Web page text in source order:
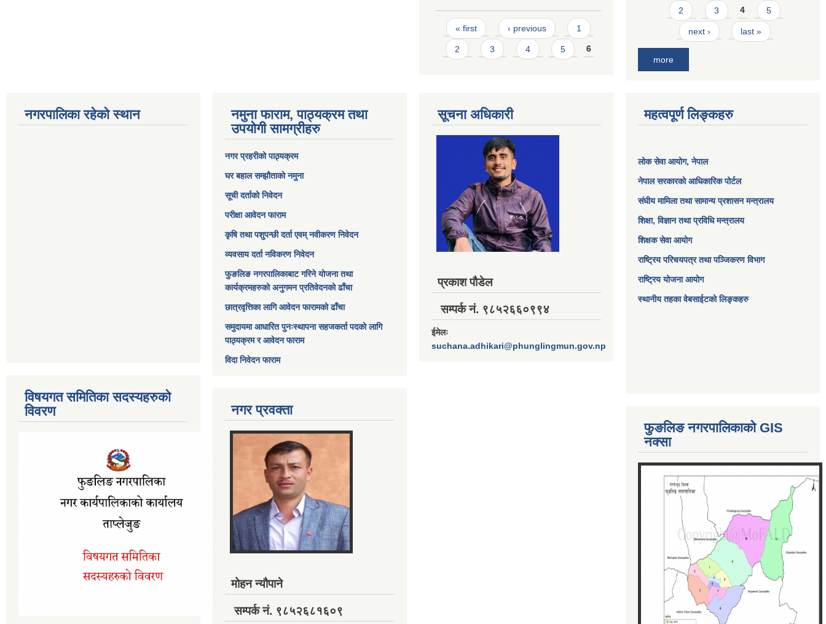
Pages
« first ‹ previous 1
2 3 4 5 6
2 3 4 5
next › last »
more
नगरपालिका रहेको स्थान
विषयगत समितिका सदस्यहरुको
विवरण
नमुना फाराम, पाठ्यक्रम तथा
उपयोगी सामग्रीहरु
नगर प्रहरीको पाठ्यक्रम
घर बहाल सम्झौताको नमुना
सूची दर्ताको निवेदन
परीक्षा आवेदन फाराम
कृषि तथा पशुपन्छी दर्ता एवम् नवीकरण निवेदन
व्यवसाय दर्ता नविकरण निवेदन
फुङलिङ नगरपालिकाबाट गरिने योजना तथा
कार्यक्रमहरुको अनुगमन प्रतिवेदनको ढाँचा
छात्रवृत्तिका लागि आवेदन फारामको ढाँचा
समुदायमा आधारित पुनःस्थापना सहजकर्ता पदको लागि
पाठ्यक्रम र आवेदन फाराम
विदा निवेदन फाराम
नगर प्रवक्ता
मोहन न्यौपाने
सम्पर्क नं. ९८५२६८१६०९
सूचना अधिकारी
प्रकाश पौडेल
सम्पर्क नं. ९८५२६६०९९४
ईमेलः
suchana.adhikari@phunglingmun.gov.np
महत्वपूर्ण लिङ्कहरु
लोक सेवा आयोग, नेपाल
नेपाल सरकारको आधिकारिक पोर्टल
संघीय मामिला तथा सामान्य प्रशासन मन्त्रालय
शिक्षा, विज्ञान तथा प्रविधि मन्त्रालय
शिक्षक सेवा आयोग
राष्ट्रिय परिचयपत्र तथा पञ्जिकरण विभाग
राष्ट्रिय योजना आयोग
स्थानीय तहका वेबसाईटको लिङ्कहरु
फुङलिङ नगरपालिकाको GIS
नक्सा